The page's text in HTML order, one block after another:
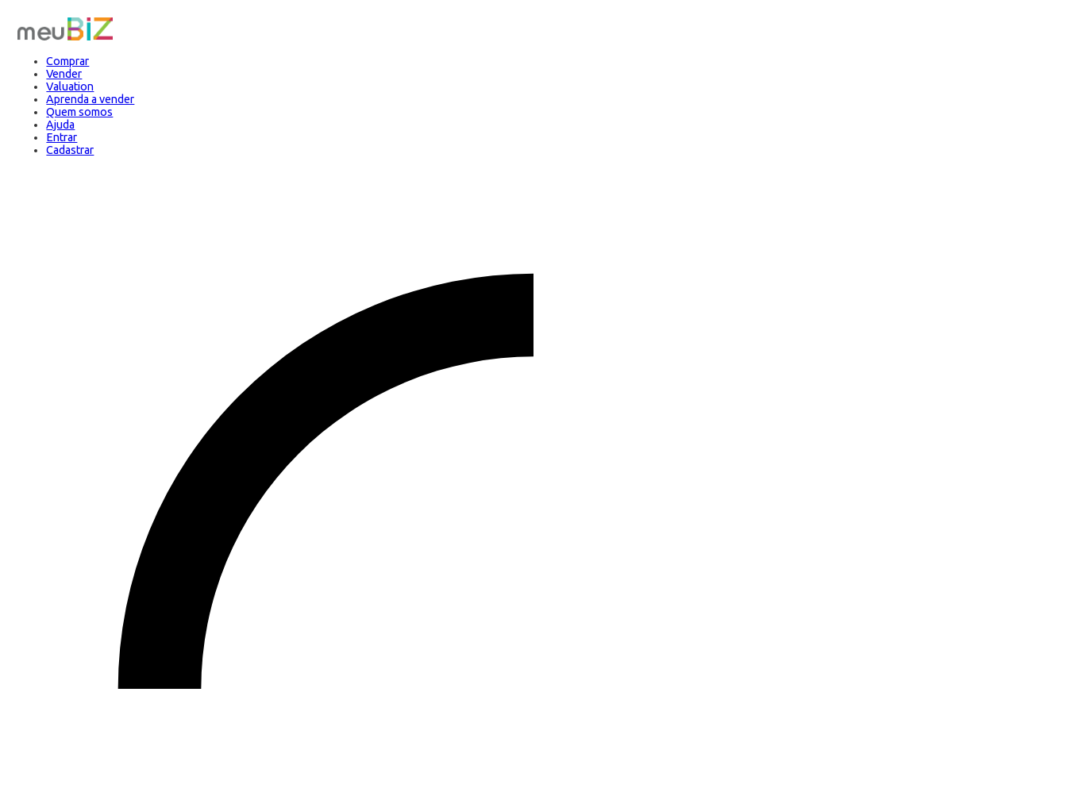
Comprar
Vender
Valuation
Aprenda a vender
Quem somos
Ajuda
Entrar